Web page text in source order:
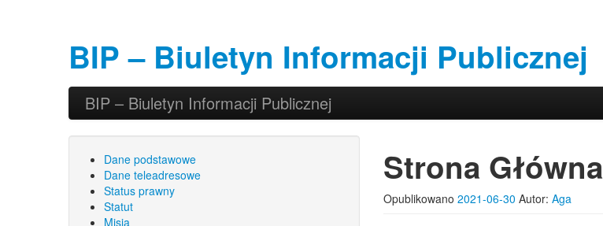
BIP – Biuletyn Informacji Publicznej
Główne menu
Przeskocz do tekstu
Przeskocz do widgetów
BIP – Biuletyn Informacji Publicznej
Strona Główna
Opublikowano 2021-06-30 Autor: Aga
Dane podstawowe
Dane teleadresowe
Status prawny
Statut
Misja